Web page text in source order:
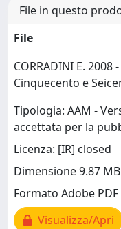
File in questo
File
CORRADINI E.
Cinquecento e
Tipologia: AAM -
accettata per la
Licenza: [IR] closed
Dimensione 9.87 MB
Formato Adobe PDF
Visualizza/Apri